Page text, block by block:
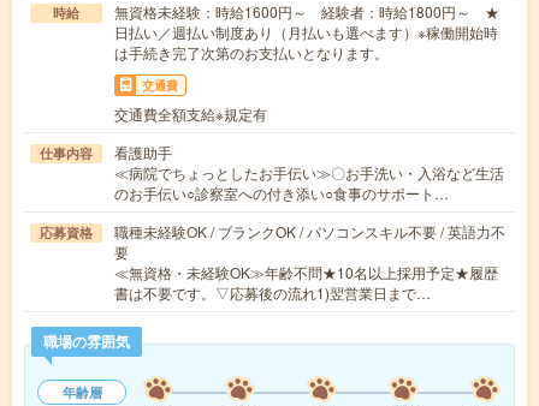
時給
無資格未経験：時給1600円～ 経験者：時給1800円～ ★
日払い／週払い制度あり（月払いも選べます）※稼働開始時
は手続き完了次第のお支払いとなります。
交通費
交通費全額支給※規定有
仕事内容
看護助手
≪病院でちょっとしたお手伝い≫〇お手洗い・入浴など生活
のお手伝い○診察室への付き添い○食事のサポート…
応募資格
職種未経験OK / ブランクOK / パソコンスキル不要 / 英語力不
要
≪無資格・未経験OK≫年齢不問★10名以上採用予定★履歴
書は不要です。▽応募後の流れ1)翌営業日まで…
職場の雰囲気
年齢層